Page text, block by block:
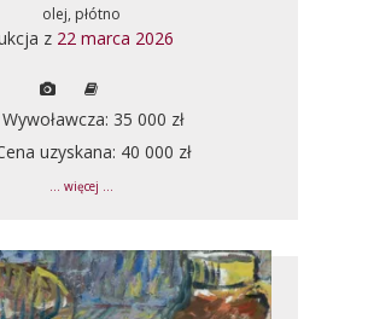
olej, płótno
z 22 marca 2026
Wywoławcza: 35 000 zł
uzyskana: 40 000 zł
... więcej ...